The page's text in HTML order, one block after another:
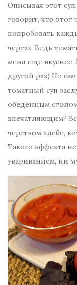
Описывая этот
говорит, что
попробовать
чертах. Ведь
меня еще
другой раз) Но
томатный суп
обеденным
впечатляющим?
черством хлебе,
Такого эффекта
увариванием, ни